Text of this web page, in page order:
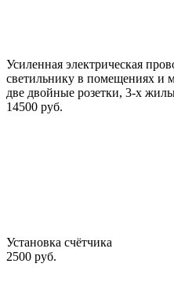
Усиленная электрическая
светильнику в помещениях и
две двойные розетки, 3-х
14500 руб.
Установка счётчика
2500 руб.